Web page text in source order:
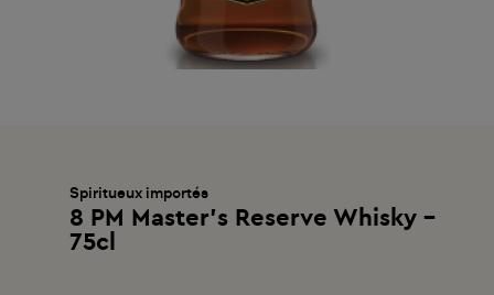
Spiritueux importés
8 PM Master's Reserve Whisky -
75cl